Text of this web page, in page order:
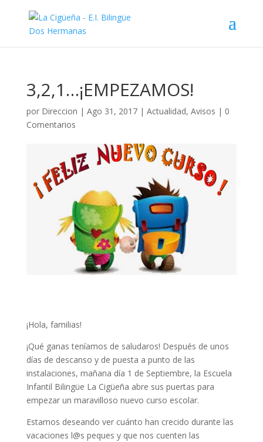
3,2,1…¡EMPEZAMOS!
por Direccion | Ago 31, 2017| Actualidad, Avisos | 0
Comentarios
¡Hola, familias!
¡Qué ganas teníamos de saludaros! Después de unos
días de descanso y de puesta a punto de las
instalaciones, mañana día 1 de Septiembre, la Escuela
Infantil Bilingüe La Cigüeña abre sus puertas para
empezar un maravilloso nuevo curso escolar.
Estamos deseando ver cuánto han crecido durante las
vacaciones l@s peques y que nos cuenten las